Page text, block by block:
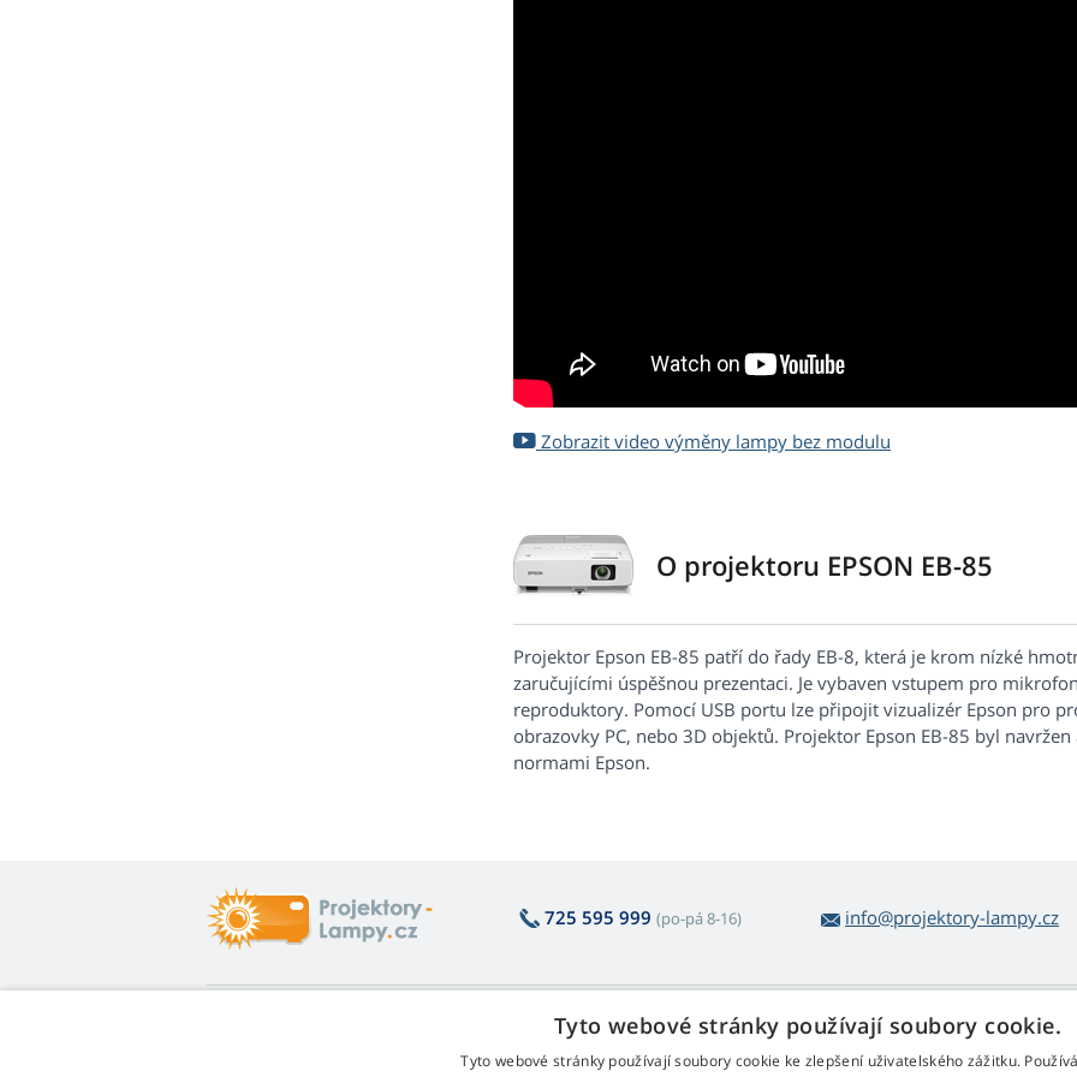
Zobrazit video výměny lampy bez modulu
O projektoru EPSON EB-85
Projektor Epson EB-85 patří do řady EB-8, která je krom nízké
zaručujícími úspěšnou prezentaci. Je vybaven vstupem pro
reproduktory. Pomocí USB portu lze připojit vizualizér Epson pro
obrazovky PC, nebo 3D objektů. Projektor Epson EB-85 byl
normami Epson.
725 595 999 (po-pá 8-16) info@projektory-lampy.cz
O nákupu lamp
Vrácení a reklamace
Web Retail s.r.o.
Kontakt
Tyto webové stránky používají soubory cookie.
Tyto webové stránky používají soubory cookie ke zlepšení uživatelského zážitku.